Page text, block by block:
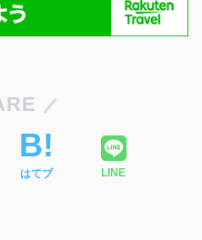
はてブ LINE